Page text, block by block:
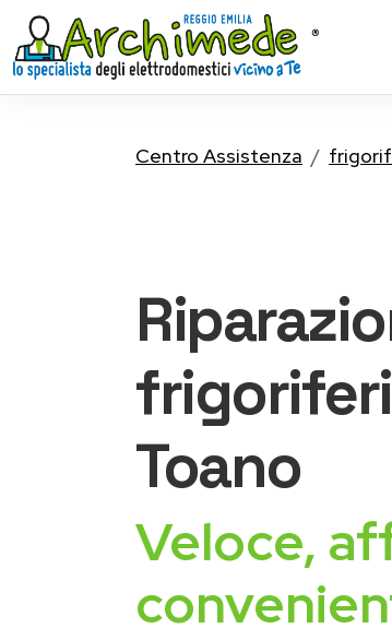
Centro Assistenza
Toano
Veloce,